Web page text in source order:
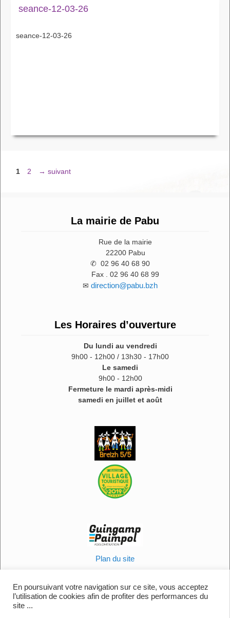
seance-12-03-26
seance-12-03-26
Page
1 Page
2 → suivant
La mairie de Pabu
Rue de la mairie
22200 Pabu
✆ 02 96 40 68 90
Fax . 02 96 40 68 99
✉ direction@pabu.bzh
Les Horaires d’ouverture
Du lundi au vendredi
9h00 - 12h00 / 13h30 - 17h00
Le samedi
9h00 - 12h00
Fermeture le mardi après-midi
samedi en juillet et août
Plan du site
Politique en matière de cookies
Contactez-nous
En poursuivant votre navigation sur ce site, vous acceptez
l’utilisation de cookies afin de profiter des performances du
site ...